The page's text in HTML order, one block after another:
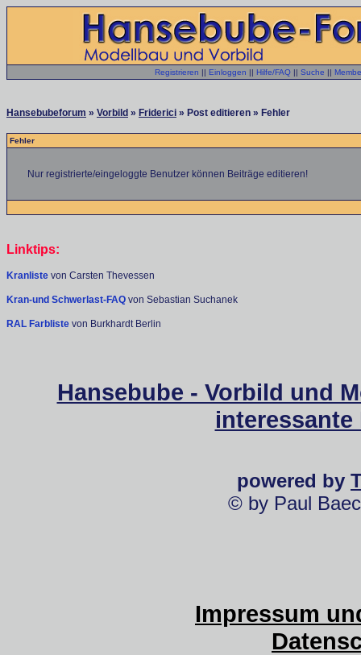
Registrieren || Einloggen || Hilfe/FAQ || Suche ||
Hansebubeforum » Vorbild » Friderici » Post editieren » Fehler
Fehler
Nur registrierte/eingeloggte Benutzer können Beiträge editieren!
Linktips:
Kranliste von Carsten Thevessen
Kran-und Schwerlast-FAQ von Sebastian Suchanek
RAL Farbliste von Burkhardt Berlin
Hansebube - Vorbild und
powered by
© by Paul
Impressum